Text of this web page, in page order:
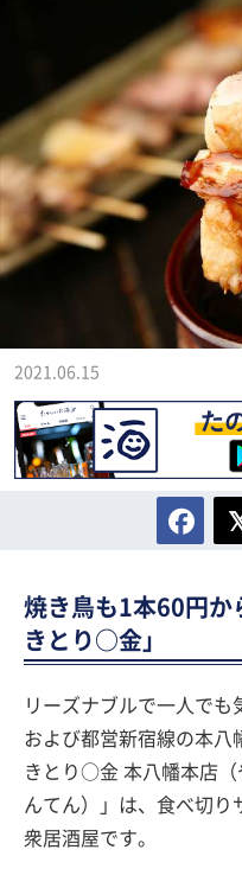
2021.06.15
焼き鳥も1本60円か
きとり○金」
リーズナブルで一人で
および都営新宿線の本八
きとり○金 本八幡本店（
んてん）」は、食べ切り
衆居酒屋です。